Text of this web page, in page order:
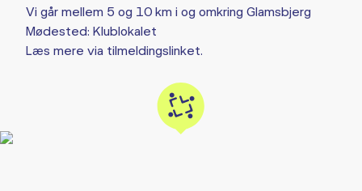
Vi går mellem 5 og 10 km i og omkring Glamsbjerg
Mødested: Klublokalet
Læs mere via tilmeldingslinket.